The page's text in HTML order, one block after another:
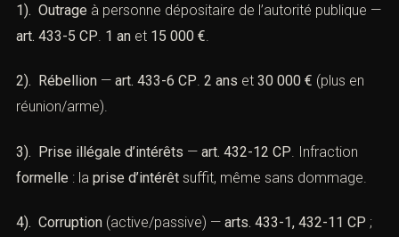
1). Outrage à personne dépositaire de l’autorité publique —
art. 433-5 CP 1 an et 15 000 €
2). Rébellion — art. 433-6 CP. 2 ans et 30 000 € (plus en
réunion/arme).
3). Prise illégale d’intérêts — art. 432-12 CP. Infraction
formelle : la prise d’intérêt suffit, même sans dommage.
4). Corruption (active/passive) — arts. 433-1, 432-11 CP ;